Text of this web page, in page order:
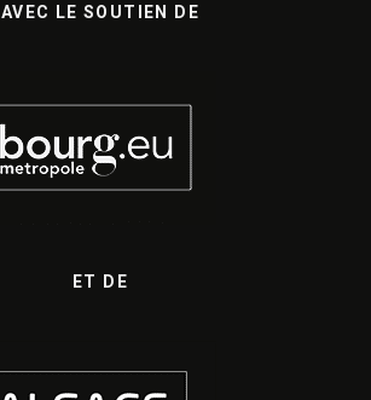
AVEC LE SOUTIEN DE
ET DE